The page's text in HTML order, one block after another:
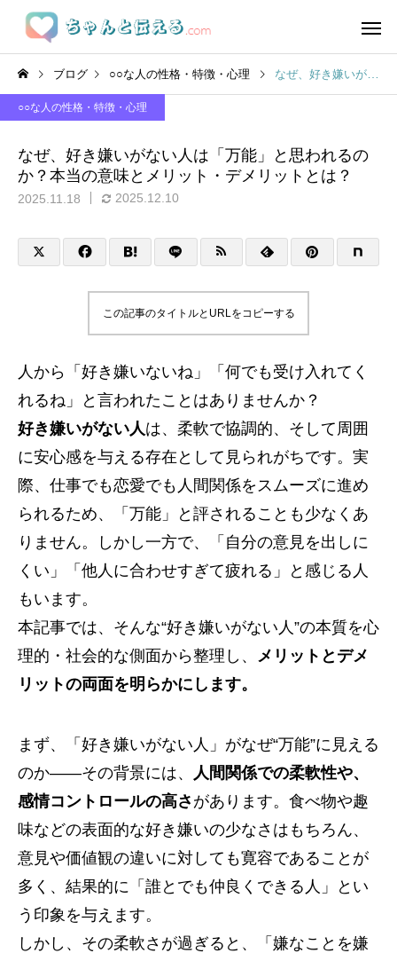
ブログ ○○な人の性格・特徴・心理 なぜ、好き嫌いがない人は「万能」と思われるのか？本当の意味とメリット・デメリットとは？
○○な人の性格・特徴・心理
なぜ、好き嫌いがない人は「万能」と思われるの
か？本当の意味とメリット・デメリットとは？
2025.11.18 2025.12.10
この記事のタイトルとURLをコピーする
人から「好き嫌いないね」「何でも受け入れてく
れるね」と言われたことはありませんか？
好き嫌いがない人は、柔軟で協調的、そして周囲
に安心感を与える存在として見られがちです。実
際、仕事でも恋愛でも人間関係をスムーズに進め
られるため、「万能」と評されることも少なくあ
りません。しかし一方で、「自分の意見を出しに
くい」「他人に合わせすぎて疲れる」と感じる人
もいます。
本記事では、そんな“好き嫌いがない人”の本質を心
理的・社会的な側面から整理し、 メリットとデメ
リットの両面を明らかにします。
まず、「好き嫌いがない人」がなぜ“万能”に見える
のか――その背景には、 人間関係での柔軟性や、
感情コントロールの高さ があります。食べ物や趣
味などの表面的な好き嫌いの少なさはもちろん、
意見や価値観の違いに対しても寛容であることが
多く、結果的に「誰とでも仲良くできる人」とい
う印象を与えます。
しかし、その柔軟さが過ぎると、「嫌なことを嫌